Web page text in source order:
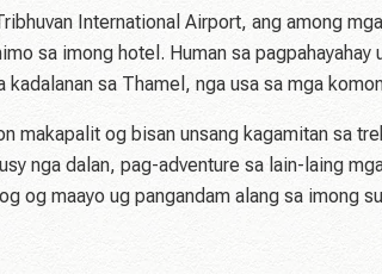
International Airport, ang among
sa imong hotel. Human sa
kadalanan sa Thamel, nga usa sa mga
makapalit og bisan unsang kagamitan sa
nga dalan, pag-adventure sa lain-laing
og maayo ug pangandam alang sa imong